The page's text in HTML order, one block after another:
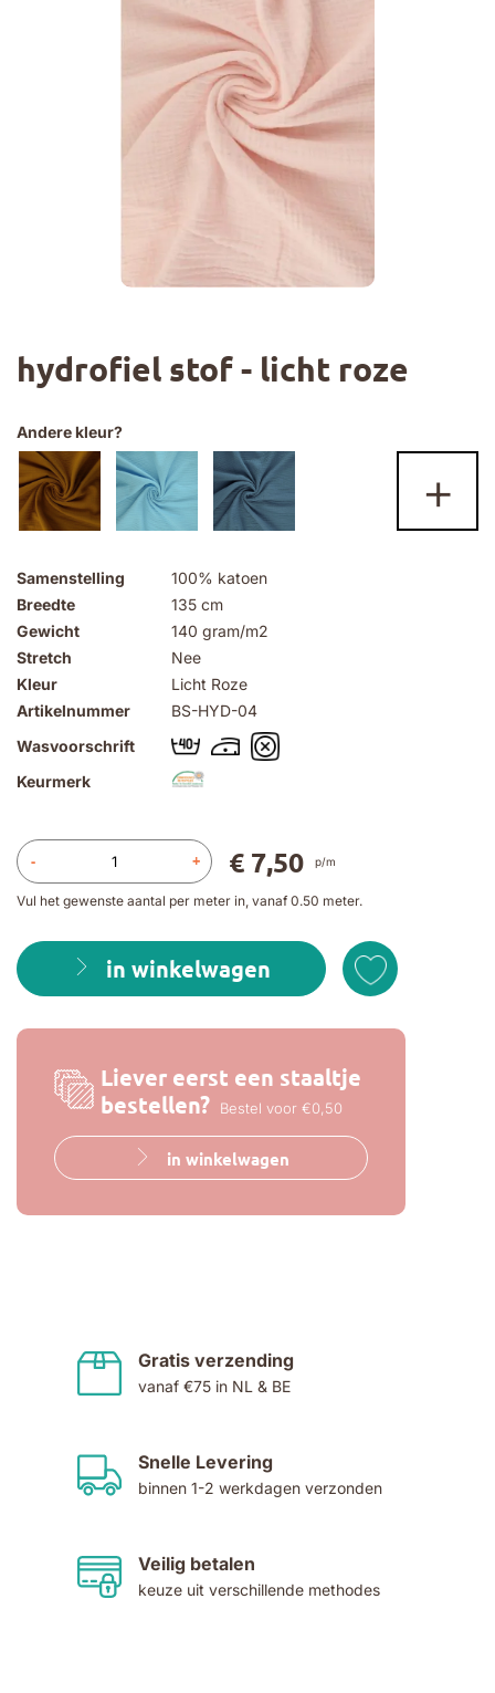
hydrofiel stof - licht roze
Samenstelling
100% katoen
Breedte
135 cm
Gewicht
140 gram/m2
Stretch
Nee
Kleur
Licht Roze
Artikelnummer
BS-HYD-04
Wasvoorschrift
Keurmerk
- +
Vul het gewenste aantal per meter in, vanaf 0.50 meter.
in winkelwagen
Liever eerst een staaltje
bestellen?
Bestel voor €0,50
in winkelwagen
€ 7,50 p/m
Andere kleur?
+
naar
het
van
de
afbeeldingen-
gallerij
Gratis verzending
vanaf €75 in NL & BE
Snelle Levering
binnen 1-2 werkdagen verzonden
Veilig betalen
keuze uit verschillende methodes